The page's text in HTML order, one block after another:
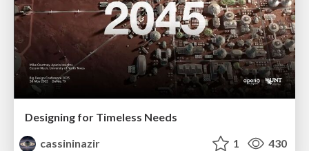
Designing for Timeless Needs
cassininazir
1 430